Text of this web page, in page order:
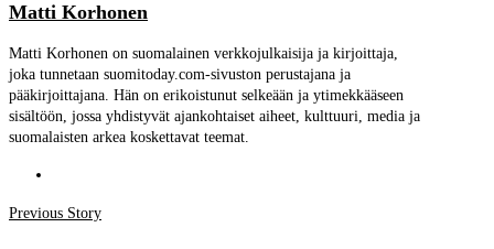
Matti Korhonen
Matti Korhonen on suomalainen verkkojulkaisija ja kirjoittaja,
joka tunnetaan suomitoday.com-sivuston perustajana ja
pääkirjoittajana. Hän on erikoistunut selkeään ja ytimekkääseen
sisältöön, jossa yhdistyvät ajankohtaiset aiheet, kulttuuri, media ja
suomalaisten arkea koskettavat teemat.
Post
Previous StoryPrevious